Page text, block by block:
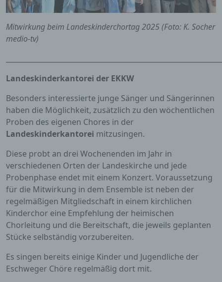
Mitwirkung beim Landeskinderchortag 2025 (Foto: K. Socher
medio-tv)
Landeskinderkantorei der EKKW
Besonders interessierte junge Sänger und Sängerinnen
haben die Möglichkeit, zusätzlich zu den wöchentlichen
Proben des eigenen Chores in der
Landeskinderkantorei mitzusingen.
Diese probt an drei Wochenenden im Jahr in
verschiedenen Orten der Landeskirche und jede
Probenphase endet mit einem Konzert. Voraussetzung
für die Mitwirkung in dem Ensemble ist neben der
regelmäßigen Mitgliedschaft in einem kirchlichen
Kinderchor eine Empfehlung der heimischen
Chorleitung und die Bereitschaft, die jeweils geplanten
Stücke selbständig vorzubereiten.
Es singen bereits einige Kinder und Jugendliche der
Eschweger Chöre regelmäßig dort mit.